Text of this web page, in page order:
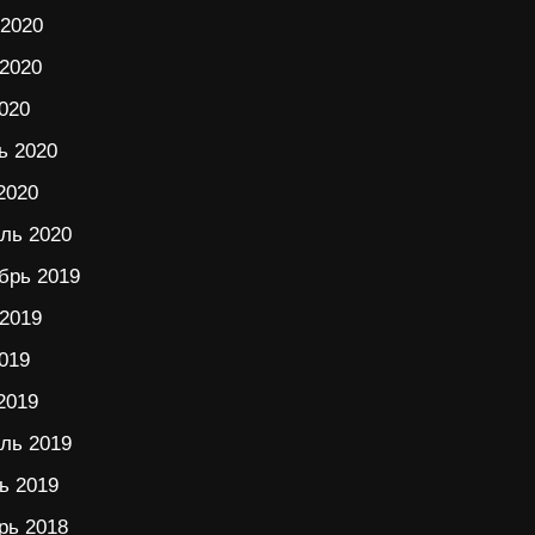
2020
2020
2019
2019
2019
2018